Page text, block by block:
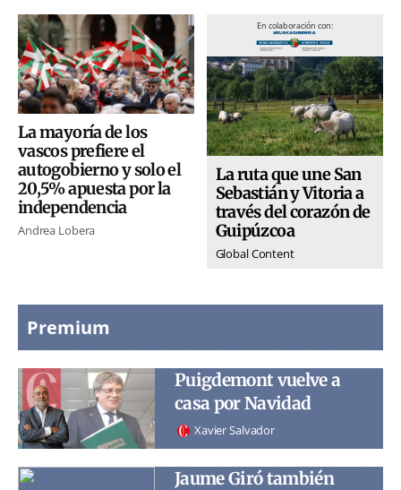
La mayoría de los
vascos prefiere el
autogobierno y solo el
20,5% apuesta por la
independencia
Andrea Lobera
En colaboración con:
La ruta que une San
Sebastián y Vitoria a
través del corazón de
Guipúzcoa
Global Content
Premium
Puigdemont vuelve a
casa por Navidad
Xavier Salvador
Jaume Giró también